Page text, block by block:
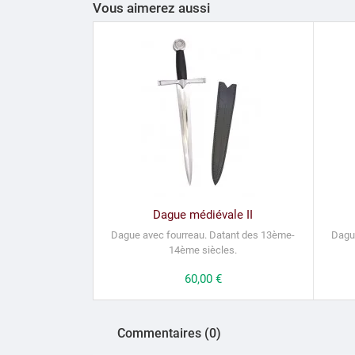
Vous aimerez aussi
Dague médiévale II
Dague avec fourreau. Datant des 13ème-
14ème siècles.
Prix
60,00 €
Commentaires (0)